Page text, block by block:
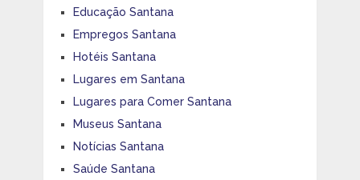
Educação Santana
Empregos Santana
Hotéis Santana
Lugares em Santana
Lugares para Comer Santana
Museus Santana
Notícias Santana
Saúde Santana